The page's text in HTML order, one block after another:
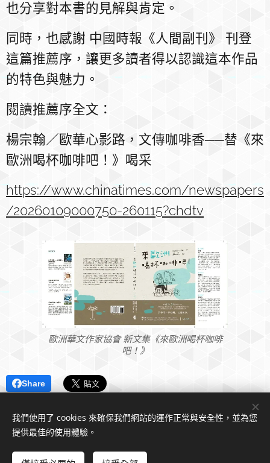
也分享對本書的見解與肯定。
同時，也感謝 中國時報《人間副刊》 刊登
這篇推薦序，讓更多讀者得以認識這本作品
的特色與魅力。
閱讀推薦序全文：
楊宗翰／歐華心影路，文傳咖啡香──替《來
歐洲喝杯咖啡吧！》喝采
https://www.chinatimes.com/newspapers
/20260109000750-260115?chdtv
歐洲華文作家協會 新文集《來歐洲喝杯咖啡
吧！》
Share
我們使用了 cookies 來確保我們網站的運作正常與安全性，並為您
提供最佳的使用體驗。